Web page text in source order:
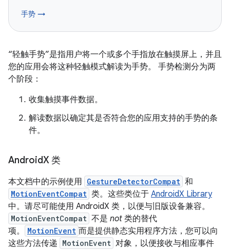
手势 →
“轻触手势”是指用户将一个或多个手指放在触摸屏上，并且
您的应用会将这种轻触模式解读为手势。 手势检测分为两
个阶段：
收集触摸事件数据。
解读数据以确定其是否符合您的应用支持的手势的条
件。
AndroidX 类
本文档中的示例使用 GestureDetectorCompat 和
MotionEventCompat 类。这些类位于 AndroidX Library
中。请尽可能使用 AndroidX 类，以便与旧版设备兼容。
MotionEventCompat 不是 not 类的替代
项。
MotionEvent 而是提供静态实用程序方法，您可以向
这些方法传递 MotionEvent 对象，以便接收与相应事件